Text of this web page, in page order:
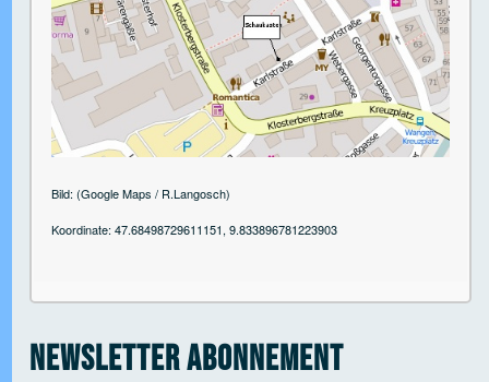
Open tab vvja-pane-61468325-1-pane
Open tab vvja-pane-61468325-2-pane
Open tab vvja-pane-61468325-3-pane
Open tab vvja-pane-61468325-4-pane
Bild: (Google Maps / R.Langosch)
Koordinate: 47.68498729611151, 9.833896781223903
Newsletter Abonnement